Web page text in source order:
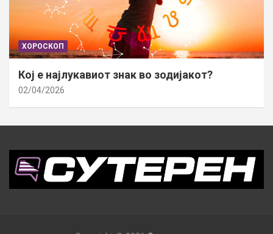
ХОРОСКОП
Кој е најлукавиот знак во зодијакот?
02/04/2026